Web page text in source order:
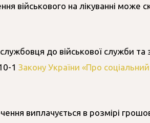
військового на лікуванні може
до військової служби
1 Закону України «Про
виплачується в розмірі